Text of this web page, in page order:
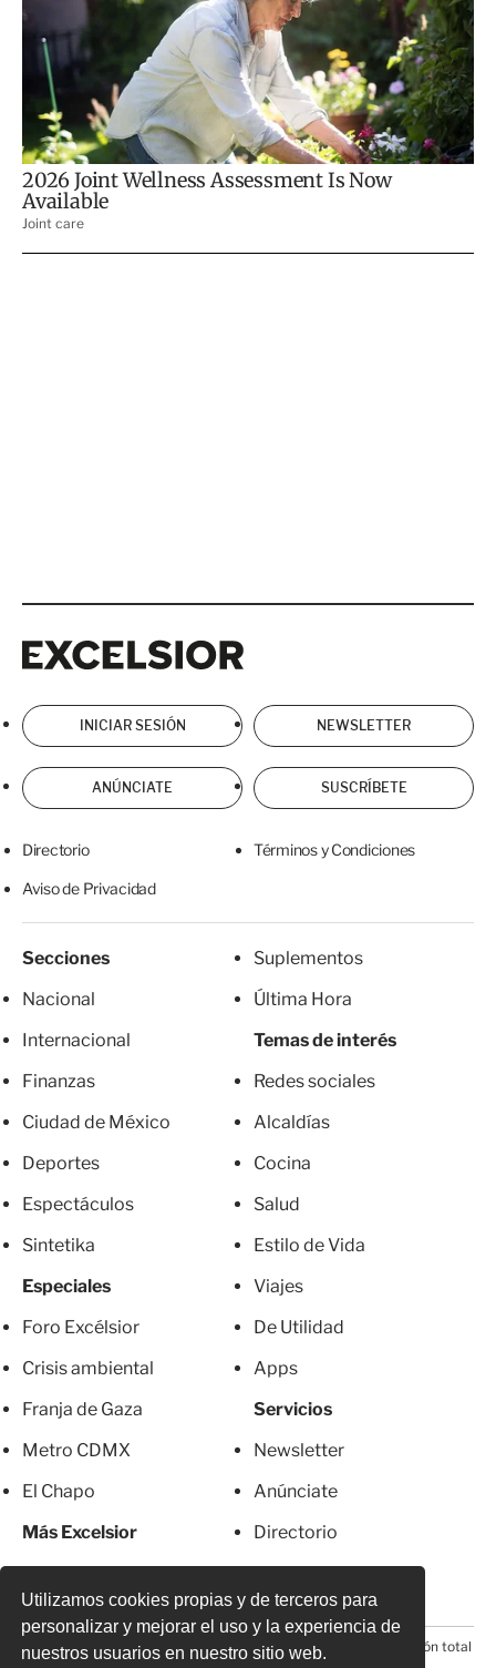
Utilizamos cookies propias y de terceros para
personalizar y mejorar el uso y la experiencia de
nuestros usuarios en nuestro sitio web.
INICIAR SESIÓN NEWSLETTER
ANÚNCIATE SUSCRÍBETE
Directorio Términos y Condiciones
Aviso de Privacidad
Secciones
Nacional
Internacional
Finanzas
Ciudad de México
Deportes
Espectáculos
Sintetika
Especiales
Foro Excélsior
Crisis ambiental
Franja de Gaza
Metro CDMX
El Chapo
Más Excelsior
Suplementos
Última Hora
Temas de interés
Redes sociales
Alcaldías
Cocina
Salud
Estilo de Vida
Viajes
De Utilidad
Apps
Servicios
Newsletter
Anúnciate
Directorio
© 2026 Todos los derechos reservados. Prohibida la reproducción total
o parcial, incluyendo cualquier medio electrónico*